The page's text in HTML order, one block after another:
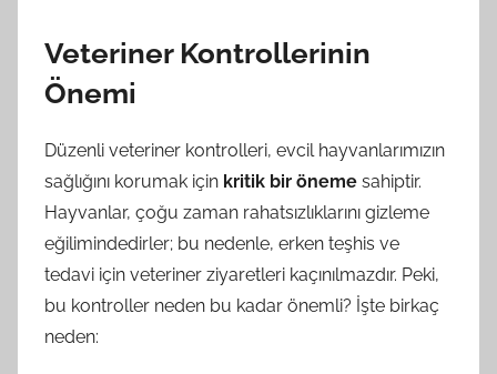
Veteriner Kontrollerinin
Önemi
Düzenli veteriner kontrolleri, evcil hayvanlarımızın
sağlığını korumak için kritik bir öneme sahiptir.
Hayvanlar, çoğu zaman rahatsızlıklarını gizleme
eğilimindedirler; bu nedenle, erken teşhis ve
tedavi için veteriner ziyaretleri kaçınılmazdır. Peki,
bu kontroller neden bu kadar önemli? İşte birkaç
neden: